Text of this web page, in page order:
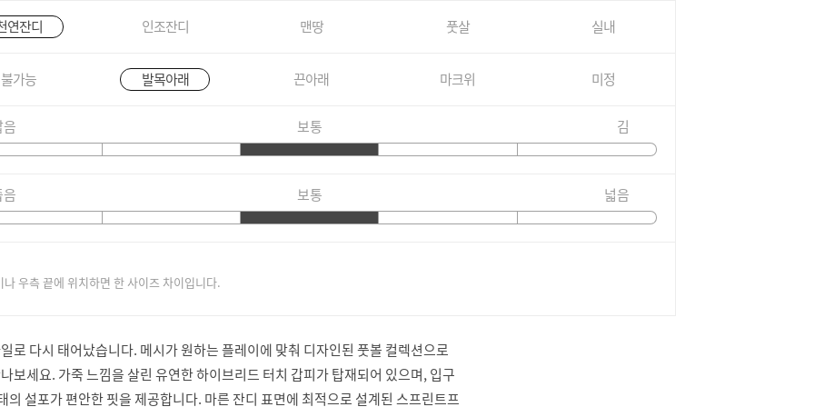
연잔디 인조잔디 맨땅 풋살 실내
불가능 발목아래 끈아래 마크위 미정
보통 김
보통 넓음
우측 끝에 위치하면 한 사이즈 차이입니다.
로 다시 태어났습니다. 메시가 원하는 플레이에 맞춰 디자인된 풋볼 컬렉션으로
보세요. 가죽 느낌을 살린 유연한 하이브리드 터치 갑피가 탑재되어 있으며, 입구
의 설포가 편안한 핏을 제공합니다. 마른 잔디 표면에 최적으로 설계된 스프린트프